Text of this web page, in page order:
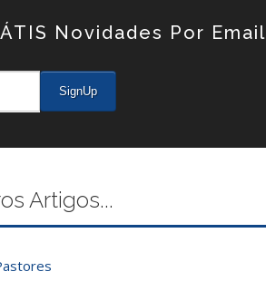
Novidades Por Email
Artigos...